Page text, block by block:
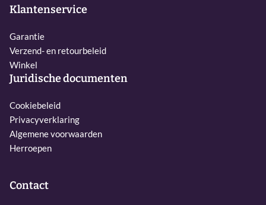
Klantenservice
Garantie
Verzend- en retourbeleid
Winkel
Juridische documenten
Cookiebeleid
Privacyverklaring
Algemene voorwaarden
Herroepen
Contact